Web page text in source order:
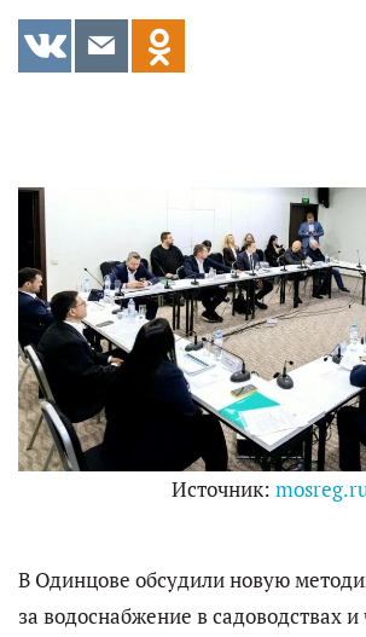
Источник:
В Одинцове обсудили новую
за водоснабжение в садоводствах